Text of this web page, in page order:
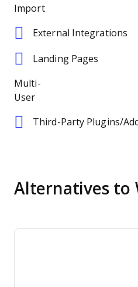
Import
External Integrations
Landing Pages
Multi-
User
Third-Party Plugins/
Alternatives to